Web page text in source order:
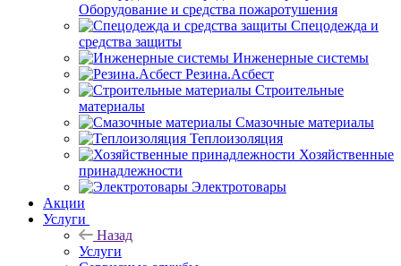
Оборудование и средства пожаротушения
Спецодежда и
средства защиты
Инженерные системы
Резина.Асбест
Строительные
материалы
Смазочные материалы
Теплоизоляция
Хозяйственные
принадлежности
Электротовары
Акции
Услуги
Назад
Услуги